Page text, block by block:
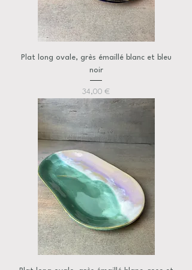
Plat long ovale, grès émaillé blanc et bleu
noir
Prix
34,00 €